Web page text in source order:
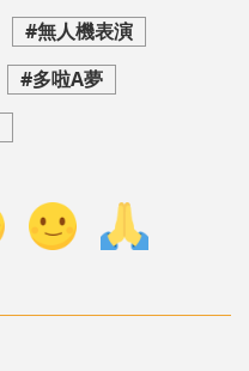
#無人機表演
#多啦A夢